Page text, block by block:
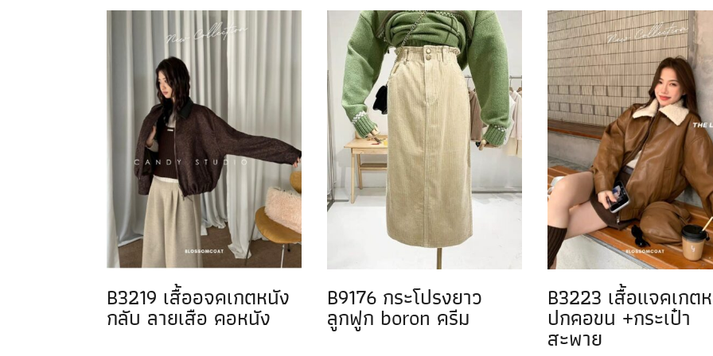
B3219 เสื้ออจคเกตหนัง
กลับ ลายเสือ คอหนัง
B9176 กระโปรงยาว
ลูกฟูก boron ครีม
B3223 เสื้อแจคเกต
ปกคอขน +กระเป๋า
สะพาย